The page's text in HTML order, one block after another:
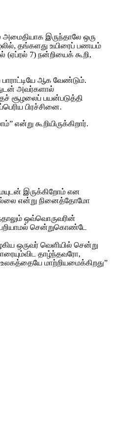
அமைதியாக இருந்தாலே ஒரு
தங்களது உயிரைப் பணயம்
(ஏப்ரல் 7) நன்றியைக் கூறி,
பாராட்டியே ஆக வேண்டும்.
அவர்களால்
சூழலைப் பயன்படுத்தி
பிரச்சினை.
கூறியிருக்கிறார்.
இருக்கிறோம் என
என்று நினைத்தோமோ
ஒவ்வொருவரின்
சென்றுகொண்டே
ஒருவர் வெளியில் சென்று
தாழ்ந்தவரோ,
மாற்றியமைக்கிறது”